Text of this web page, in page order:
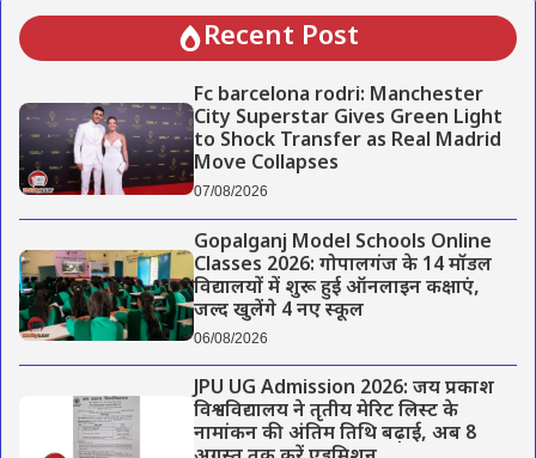
Recent Post
Fc barcelona rodri: Manchester
City Superstar Gives Green Light
to Shock Transfer as Real Madrid
Move Collapses
07/08/2026
Gopalganj Model Schools Online
Classes 2026: गोपालगंज के 14 मॉडल
विद्यालयों में शुरू हुई ऑनलाइन कक्षाएं,
जल्द खुलेंगे 4 नए स्कूल
06/08/2026
JPU UG Admission 2026: जय प्रकाश
विश्वविद्यालय ने तृतीय मेरिट लिस्ट के
नामांकन की अंतिम तिथि बढ़ाई, अब 8